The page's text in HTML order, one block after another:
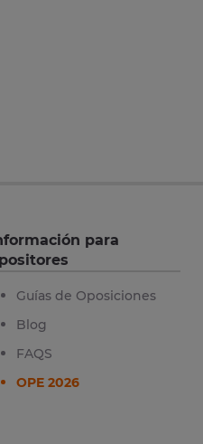
para
Guías de Oposiciones
Blog
FAQS
OPE 2026